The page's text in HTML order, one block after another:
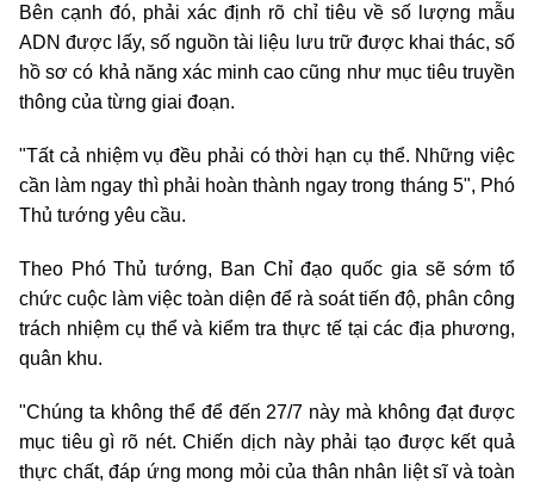
Bên cạnh đó, phải xác định rõ chỉ tiêu về số lượng mẫu
ADN được lấy, số nguồn tài liệu lưu trữ được khai thác, số
hồ sơ có khả năng xác minh cao cũng như mục tiêu truyền
thông của từng giai đoạn.
"Tất cả nhiệm vụ đều phải có thời hạn cụ thể. Những việc
cần làm ngay thì phải hoàn thành ngay trong tháng 5", Phó
Thủ tướng yêu cầu.
Theo Phó Thủ tướng, Ban Chỉ đạo quốc gia sẽ sớm tổ
chức cuộc làm việc toàn diện để rà soát tiến độ, phân công
trách nhiệm cụ thể và kiểm tra thực tế tại các địa phương,
quân khu.
"Chúng ta không thể để đến 27/7 này mà không đạt được
mục tiêu gì rõ nét. Chiến dịch này phải tạo được kết quả
thực chất, đáp ứng mong mỏi của thân nhân liệt sĩ và toàn